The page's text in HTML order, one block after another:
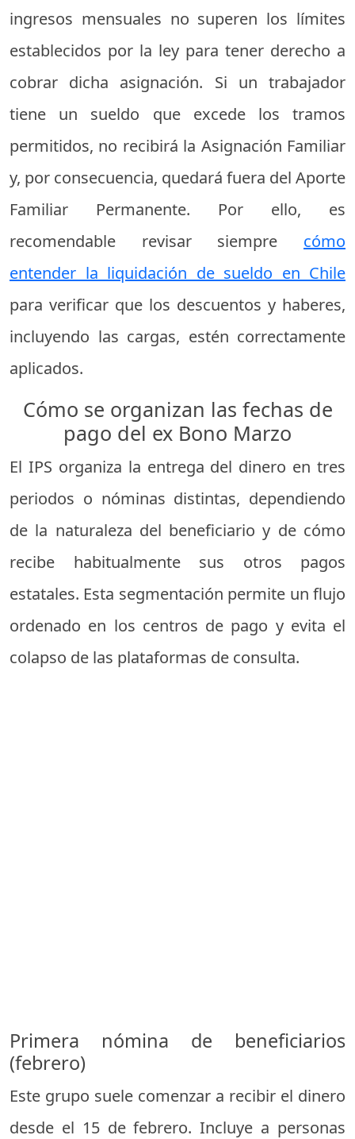
ingresos mensuales no superen los límites
establecidos por la ley para tener derecho a
cobrar dicha asignación. Si un trabajador
tiene un sueldo que excede los tramos
permitidos, no recibirá la Asignación Familiar
y, por consecuencia, quedará fuera del Aporte
Familiar Permanente. Por ello, es
recomendable revisar siempre cómo
entender la liquidación de sueldo en Chile
para verificar que los descuentos y haberes,
incluyendo las cargas, estén correctamente
aplicados.
Cómo se organizan las fechas de
pago del ex Bono Marzo
El IPS organiza la entrega del dinero en tres
periodos o nóminas distintas, dependiendo
de la naturaleza del beneficiario y de cómo
recibe habitualmente sus otros pagos
estatales. Esta segmentación permite un flujo
ordenado en los centros de pago y evita el
colapso de las plataformas de consulta.
Primera nómina de beneficiarios
(febrero)
Este grupo suele comenzar a recibir el dinero
desde el 15 de febrero. Incluye a personas